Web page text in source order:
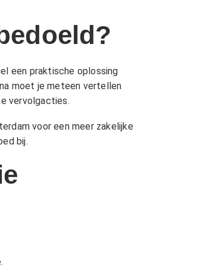
een praktische oplossing
moet je meteen vertellen
vervolgacties.
voor een meer zakelijke
bij.